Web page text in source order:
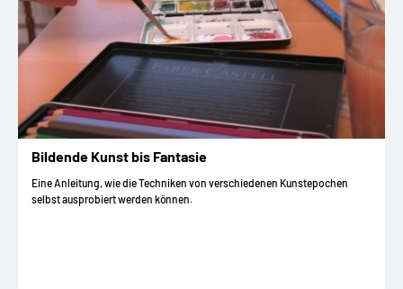
Bildende Kunst bis Fantasie
Eine Anleitung, wie die Techniken von verschiedenen Kunstepochen
selbst ausprobiert werden können.